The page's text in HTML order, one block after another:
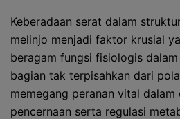
Keberadaan serat dalam
melinjo menjadi faktor krusial
beragam fungsi fisiologis
bagian tak terpisahkan dari
memegang peranan vital
pencernaan serta regulasi